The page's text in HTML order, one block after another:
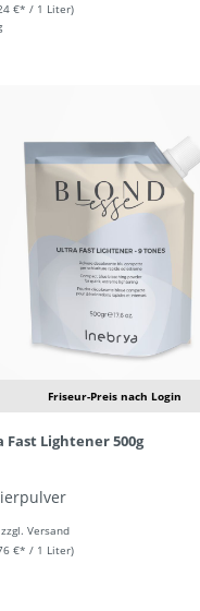
€* / 1 Liter)
Friseur-Preis nach Login
Fast Lightener 500g
€* / 1 Liter)
Versand